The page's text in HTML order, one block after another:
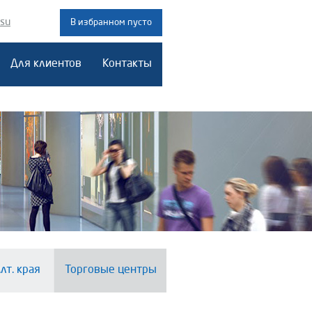
В избранном пусто
Для клиентов Контакты
края Торговые центры